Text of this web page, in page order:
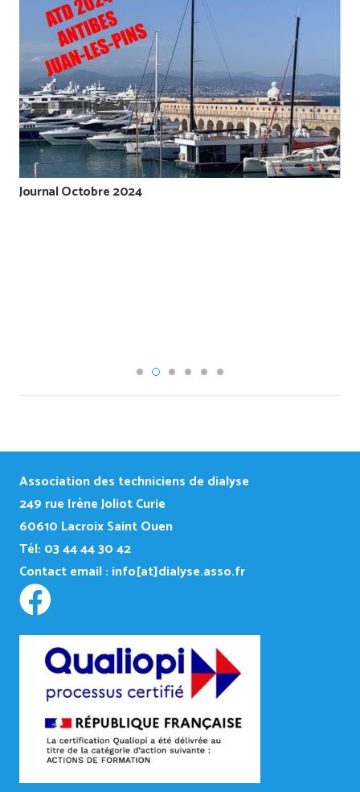
Journal Octobre 2024
Association des techniciens de dialyse
249 rue Irène Joliot Curie
60610 Lacroix Saint Ouen
Tél: 03 44 44 30 42
Contact email : info[at]dialyse.asso.fr